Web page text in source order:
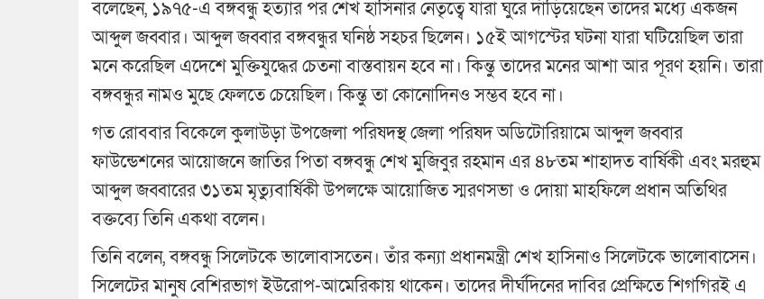
বলেছেন, ১৯৭৫-এ বঙ্গবন্ধু হত্যার পর শেখ হাসিনার নেতৃত্বে যারা ঘুরে দাঁড়িয়েছেন তাদের মধ্যে একজন
আব্দুল জব্বার। আব্দুল জব্বার বঙ্গবন্ধুর ঘনিষ্ঠ সহচর ছিলেন। ১৫ই আগস্টের ঘটনা যারা ঘটিয়েছিল তারা
মনে করেছিল এদেশে মুক্তিযুদ্ধের চেতনা বাস্তবায়ন হবে না। কিন্তু তাদের মনের আশা আর পূরণ হয়নি। তারা
বঙ্গবন্ধুর নামও মুছে ফেলতে চেয়েছিল। কিন্তু তা কোনোদিনও সম্ভব হবে না।
গত রোববার বিকেলে কুলাউড়া উপজেলা পরিষদস্থ জেলা পরিষদ অডিটোরিয়ামে আব্দুল জব্বার
ফাউন্ডেশনের আয়োজনে জাতির পিতা বঙ্গবন্ধু শেখ মুজিবুর রহমান এর ৪৮তম শাহাদত বার্ষিকী এবং মরহুম
আব্দুল জব্বারের ৩১তম মৃত্যুবার্ষিকী উপলক্ষে আয়োজিত স্মরণসভা ও দোয়া মাহফিলে প্রধান অতিথির
বক্তব্যে তিনি একথা বলেন।
তিনি বলেন, বঙ্গবন্ধু সিলেটকে ভালোবাসতেন। তাঁর কন্যা প্রধানমন্ত্রী শেখ হাসিনাও সিলেটকে ভালোবাসেন।
সিলেটের মানুষ বেশিরভাগ ইউরোপ-আমেরিকায় থাকেন। তাদের দীর্ঘদিনের দাবির প্রেক্ষিতে শিগগিরই এ